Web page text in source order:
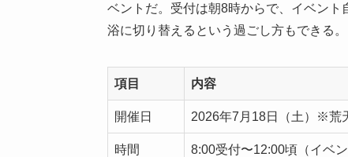
ベントだ。受付は朝8時からで、イベン
浴に切り替えるという過ごし方もできる。
項目 内容
開催日 2026年7月18日（土）※荒
時間 8:00受付〜12:00頃（イベン